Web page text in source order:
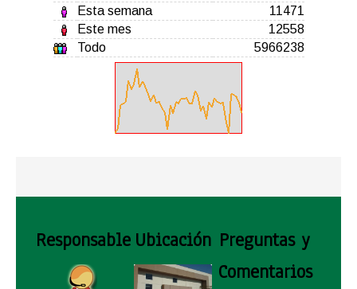
Esta semana
11471
Este mes
12558
Todo
5966238
Responsable Ubicación Preguntas y
Comentarios